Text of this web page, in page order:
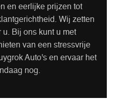
en eerlijke prijzen tot
Wij zetten
Bij ons kunt u met
van een stressvrije
Auto's en ervaar het
nog.